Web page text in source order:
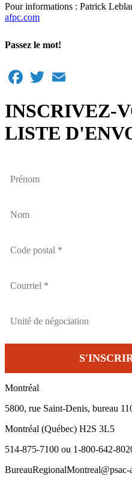
Pour informations : Patrick
afpc.com
Passez le mot!
Facebook
Twitter
INSCRIVEZ-
LISTE
Montréal
5800, rue Saint-Denis, bureau
Montréal (Québec) H2S 3L5
514-875-7100 ou 1-800-642-
BureauRegionalMontreal@psac-